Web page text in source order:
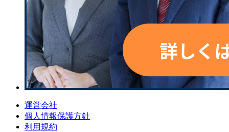
運営会社
個人情報保護方針
利用規約